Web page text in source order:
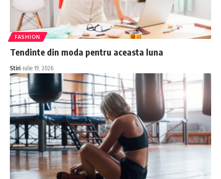
FASHION
Tendinte din moda pentru aceasta luna
Stiri iulie 19, 2026